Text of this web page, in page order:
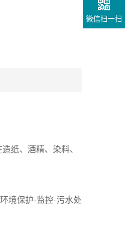
纸、酒精、染料、
境保护·监控·污水处
微信扫一扫